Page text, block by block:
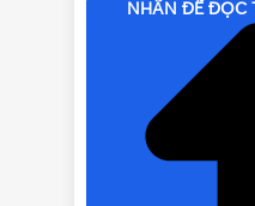
VIỀN ĐÈN
Nội dung chính
NHẤN ĐỂ ĐỌC